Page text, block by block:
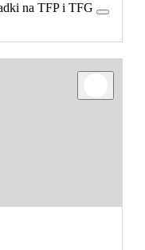
na TFP i TFG